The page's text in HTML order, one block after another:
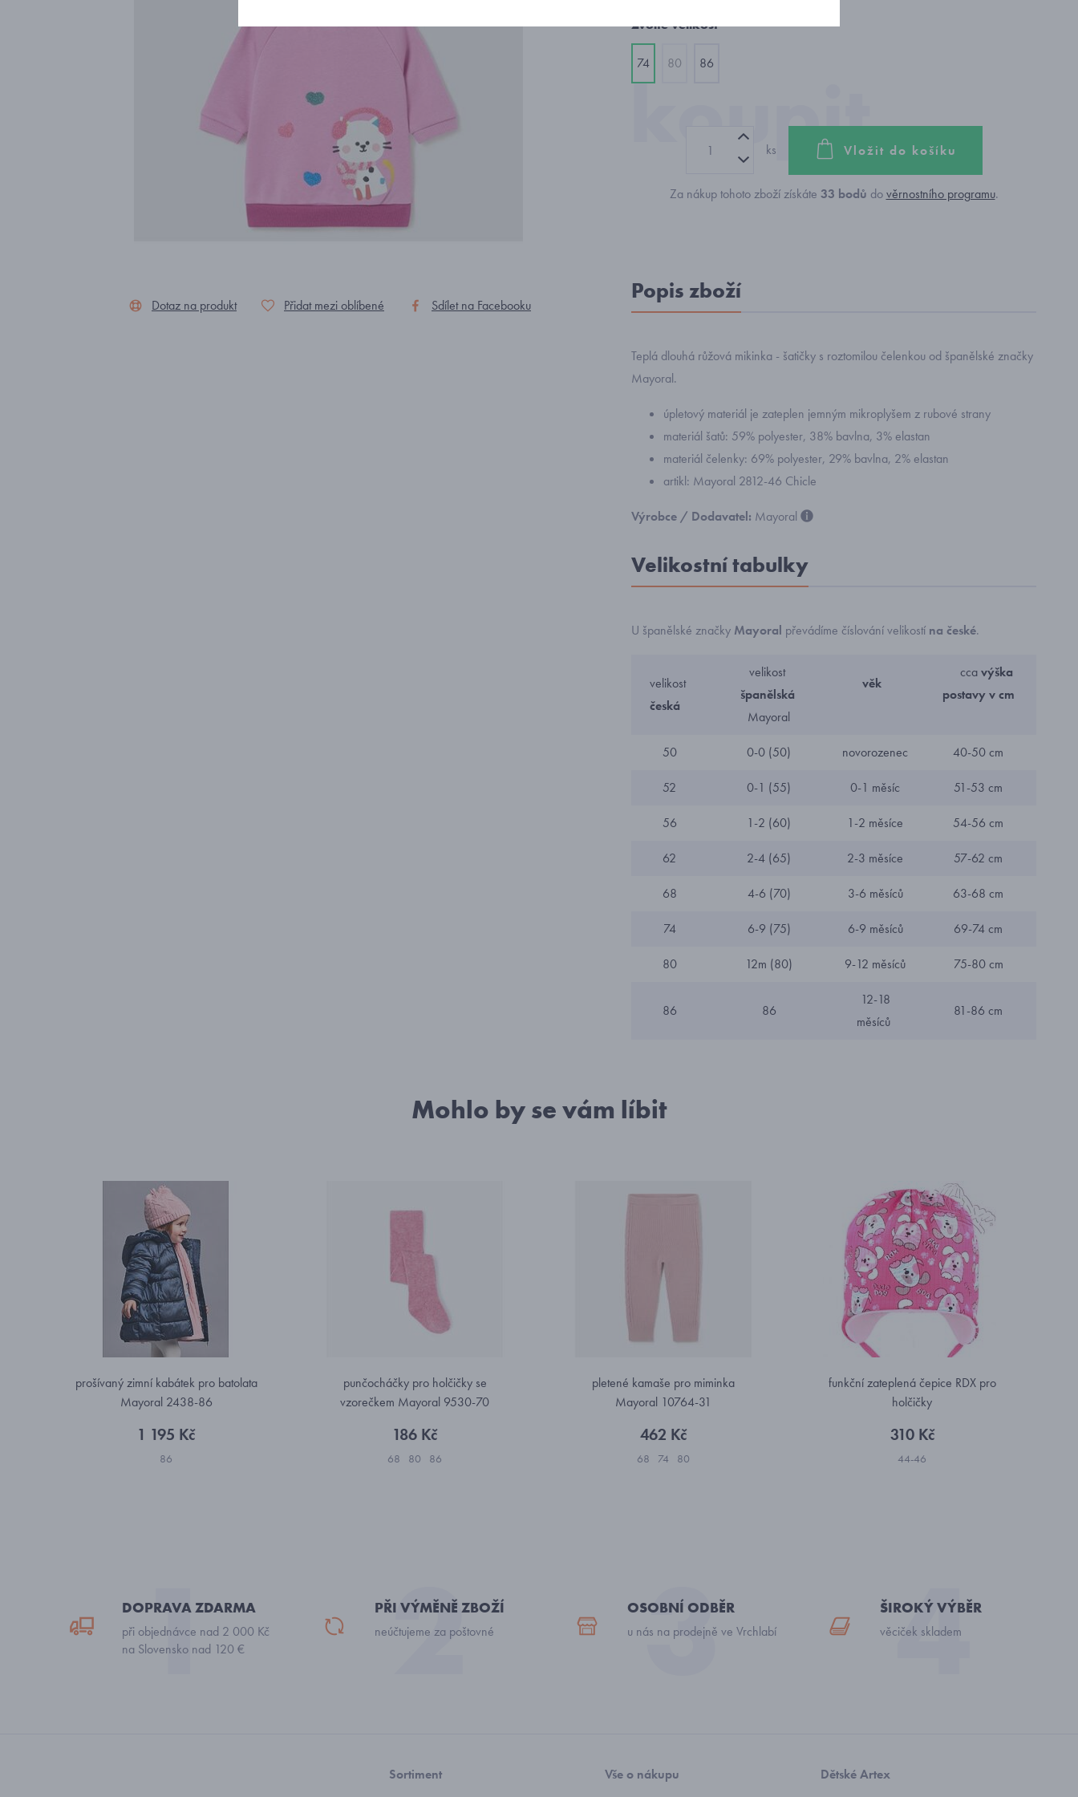
Dotaz na produkt Přidat mezi oblíbené Sdílet na Facebooku
Zvolte velikost
74 80 86
ks Vložit do košíku
Za nákup tohoto zboží získáte 33 bodů dověrnostního programu.
Popis zboží
Teplá dlouhá růžová mikinka - šatičky s roztomilou čelenkou od španělské značky
Mayoral.
úpletový materiál je zateplen jemným mikroplyšem z rubové strany
materiál šatů: 59% polyester, 38% bavlna, 3% elastan
materiál čelenky: 69% polyester, 29% bavlna, 2% elastan
artikl: Mayoral 2812-46 Chicle
Výrobce / Dodavatel: Mayoral
Velikostní tabulky
U španělské značky Mayoral převádíme číslování velikostí na české.
velikost
česká
velikost
španělská
Mayoral
věk
ccavýška
postavy v cm
50 0-0 (50) novorozenec 40-50 cm
52 0-1 (55) 0-1 měsíc 51-53 cm
56 1-2 (60) 1-2 měsíce 54-56 cm
62 2-4 (65) 2-3 měsíce 57-62 cm
68 4-6 (70) 3-6 měsíců 63-68 cm
74 6-9 (75) 6-9 měsíců 69-74 cm
80 12m (80) 9-12 měsíců 75-80 cm
86 86
12-18
měsíců
81-86 cm
Mohlo by se vám líbit
prošívaný zimní kabátek pro batolata
Mayoral 2438-86
1 195 Kč
86
punčocháčky pro holčičky se
vzorečkem Mayoral 9530-70
186 Kč
68 80 86
pletené kamaše pro miminka
Mayoral 10764-31
462 Kč
68 74 80
funkční zateplená čepice RDX pro
holčičky
310 Kč
44-46
DOPRAVA ZDARMA
při objednávce nad 2 000 Kč
na Slovensko nad 120 €
PŘI VÝMĚNĚ ZBOŽÍ
neúčtujeme za poštovné
OSOBNÍ ODBĚR
u nás na prodejně ve Vrchlabí
ŠIROKÝ VÝBĚR
věciček skladem
Sortiment Vše o nákupu Dětské Artex